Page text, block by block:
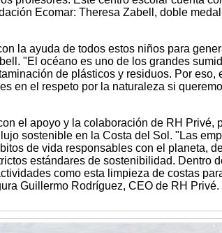
Ecomar: Theresa Zabell, doble
la ayuda de todos estos niños para
"El océano es uno de los grandes
de plásticos y residuos. Por eso,
en el respeto por la naturaleza si
el apoyo y la colaboración de RH Privé,
sostenible en la Costa del Sol. "Las
de vida responsables con el planeta,
estándares de sostenibilidad. Dentro
como esta limpieza de costas
Guillermo Rodríguez, CEO de RH Privé.